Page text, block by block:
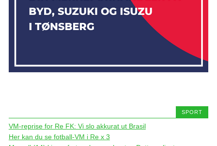
SPORT
VM-reprise for Re FK: Vi slo akkurat ut Brasil
Her kan du se fotball-VM i Re x 3